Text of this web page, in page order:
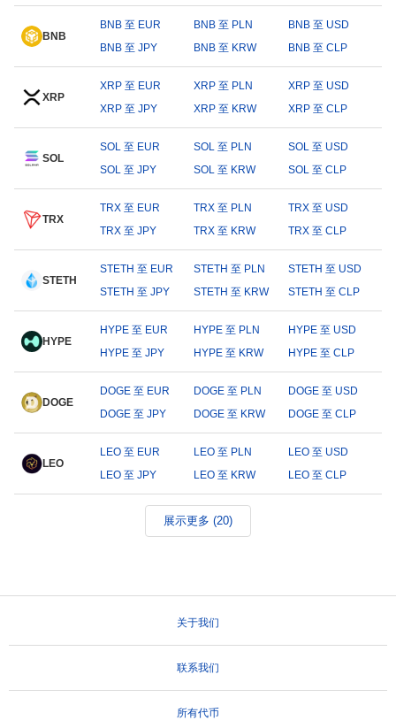
BNB
BNB 至 EUR BNB 至 PLN
BNB 至 USD
BNB 至 JPY
BNB 至 KRW BNB 至 CLP
XRP
XRP 至 EUR XRP 至 PLN
XRP 至 USD
XRP 至 JPY
XRP 至 KRW XRP 至 CLP
SOL
SOL 至 EUR SOL 至 PLN
SOL 至 USD
SOL 至 JPY
SOL 至 KRW SOL 至 CLP
TRX
TRX 至 EUR TRX 至 PLN
TRX 至 USD
TRX 至 JPY
TRX 至 KRW TRX 至 CLP
STETH
STETH 至 EUR STETH 至 PLN
STETH 至 USD
STETH 至 JPY
STETH 至 KRW STETH 至 CLP
HYPE
HYPE 至 EUR HYPE 至 PLN
HYPE 至 USD
HYPE 至 JPY
HYPE 至 KRW HYPE 至 CLP
DOGE
DOGE 至 EUR DOGE 至 PLN
DOGE 至 USD
DOGE 至 JPY
DOGE 至 KRW DOGE 至 CLP
LEO
LEO 至 EUR LEO 至 PLN
LEO 至 USD
LEO 至 JPY
LEO 至 KRW LEO 至 CLP
展示更多 (20)
关于我们
联系我们
所有代币